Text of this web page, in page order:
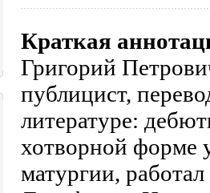
Краткая
Григорий
публицист,
литературе:
хотворной форме
матургии,